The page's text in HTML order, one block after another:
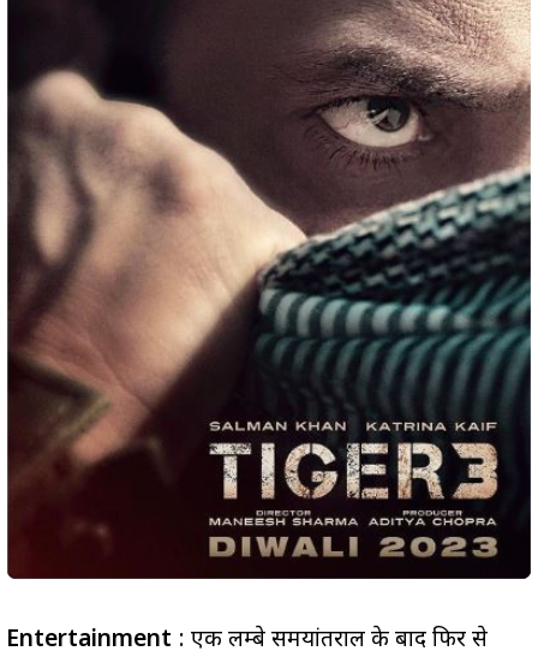
Entertainment : एक लम्बे समयांतराल के बाद फिर से